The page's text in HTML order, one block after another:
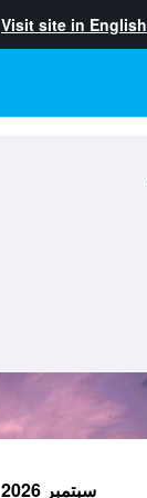
Visit site in English
سبتمبر 2026